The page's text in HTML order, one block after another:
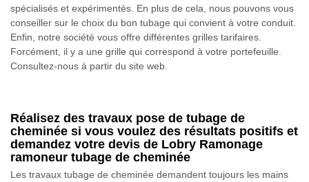
spécialisés et expérimentés. En plus de cela, nous pouvons vous
conseiller sur le choix du bon tubage qui convient à votre conduit.
Enfin, notre société vous offre différentes grilles tarifaires.
Forcément, il y a une grille qui correspond à votre portefeuille.
Consultez-nous à partir du site web.
Réalisez des travaux pose de tubage de
cheminée si vous voulez des résultats positifs et
demandez votre devis de Lobry Ramonage
ramoneur tubage de cheminée
Les travaux tubage de cheminée demandent toujours les mains